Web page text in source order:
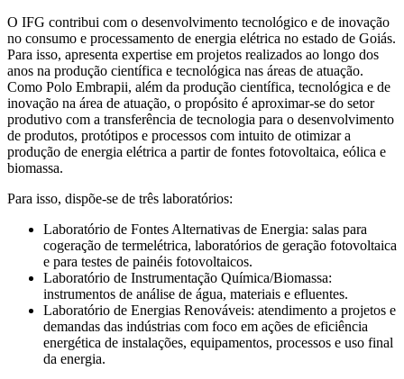
O IFG contribui com o desenvolvimento tecnológico e de inovação
no consumo e processamento de energia elétrica no estado de Goiás.
Para isso, apresenta expertise em projetos realizados ao longo dos
anos na produção científica e tecnológica nas áreas de atuação.
Como Polo Embrapii, além da produção científica, tecnológica e de
inovação na área de atuação, o propósito é aproximar-se do setor
produtivo com a transferência de tecnologia para o desenvolvimento
de produtos, protótipos e processos com intuito de otimizar a
produção de energia elétrica a partir de fontes fotovoltaica, eólica e
biomassa.
Para isso, dispõe-se de três laboratórios:
Laboratório de Fontes Alternativas de Energia: salas para
cogeração de termelétrica, laboratórios de geração fotovoltaica
e para testes de painéis fotovoltaicos.
Laboratório de Instrumentação Química/Biomassa:
instrumentos de análise de água, materiais e efluentes.
Laboratório de Energias Renováveis: atendimento a projetos e
demandas das indústrias com foco em ações de eficiência
energética de instalações, equipamentos, processos e uso final
da energia.